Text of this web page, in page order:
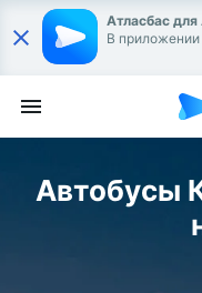
Атласбас для
В
Автобусы